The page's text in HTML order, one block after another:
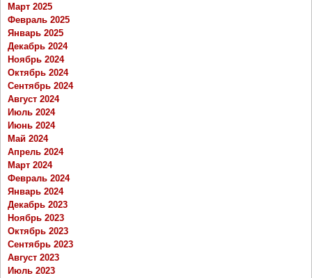
Март 2025
Февраль 2025
Январь 2025
Декабрь 2024
Ноябрь 2024
Октябрь 2024
Сентябрь 2024
Август 2024
Июль 2024
Июнь 2024
Май 2024
Апрель 2024
Март 2024
Февраль 2024
Январь 2024
Декабрь 2023
Ноябрь 2023
Октябрь 2023
Сентябрь 2023
Август 2023
Июль 2023